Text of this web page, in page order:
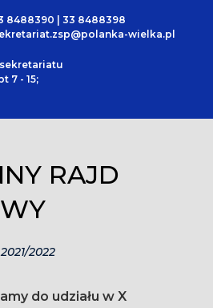
8488390 | 33 8488398
wielka.pl
7 - 15;
RAJD
2021/2022
do udziału w X